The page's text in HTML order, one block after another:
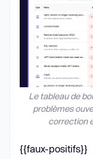
Le tableau de
problèmes
correction
{{faux-positifs}}